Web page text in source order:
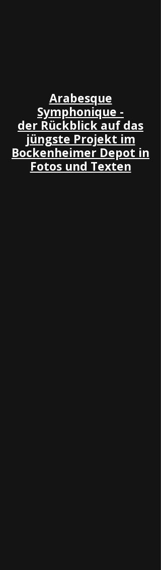
Arabesque
Symphonique -
der Rückblick auf das
jüngste Projekt im
Bockenheimer Depot in
Fotos und Texten